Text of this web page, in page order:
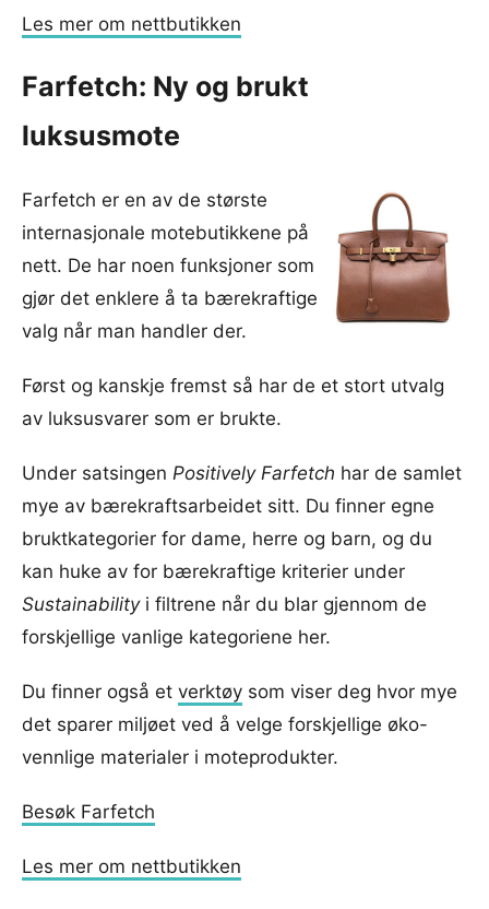
Les mer om nettbutikken
Farfetch: Ny og brukt
luksusmote
Farfetch er en av de største
internasjonale motebutikkene på
nett. De har noen funksjoner som
gjør det enklere å ta bærekraftige
valg når man handler der.
Først og kanskje fremst så har de et stort utvalg
av luksusvarer som er brukte.
Under satsingen Positively Farfetch har de samlet
mye av bærekraftsarbeidet sitt. Du finner egne
bruktkategorier for dame, herre og barn, og du
kan huke av for bærekraftige kriterier under
Sustainabilityi filtrene når du blar gjennom de
forskjellige vanlige kategoriene her.
Du finner også et verktøy som viser deg hvor mye
det sparer miljøet ved å velge forskjellige øko-
vennlige materialer i moteprodukter.
Besøk Farfetch
Les mer om nettbutikken